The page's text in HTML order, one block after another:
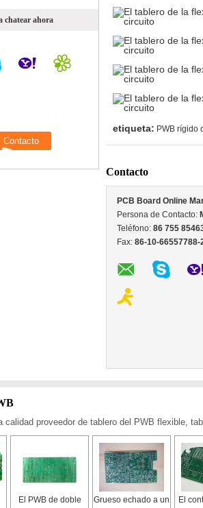
chatear ahora
etiqueta: PWB rígido
Contacto
PCB Board Online
Persona de Contacto:
Teléfono: 86 755
Fax: 86-10-66557788-
calidad proveedor de tablero del PWB flexible,
El PWB de doble
Grueso echado a un
El